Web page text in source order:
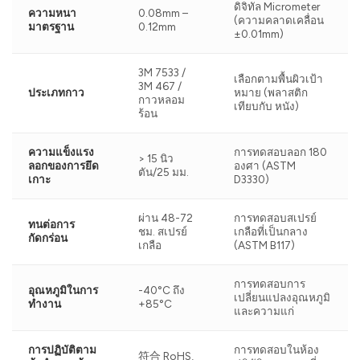
ความหนา
มาตรฐาน
0.08mm –
0.12mm
ดิจิทัล Micrometer
(ความคลาดเคลื่อน
±0.01mm)
ประเภทกาว
3M 7533 /
3M 467 /
กาวหลอม
ร้อน
เลือกตามพื้นผิวเป้า
หมาย (พลาสติก
เทียบกับ หนัง)
ความแข็งแรง
ลอกของการยึด
เกาะ
> 15 นิว
ตัน/25 มม.
การทดสอบลอก 180
องศา (ASTM
D3330)
ทนต่อการ
กัดกร่อน
ผ่าน 48-72
ชม. สเปรย์
เกลือ
การทดสอบสเปรย์
เกลือที่เป็นกลาง
(ASTM B117)
อุณหภูมิในการ
ทำงาน
-40°C ถึง
+85°C
การทดสอบการ
เปลี่ยนแปลงอุณหภูมิ
และความแก่
การปฏิบัติตาม
符合 RoHS,
การทดสอบในห้อง